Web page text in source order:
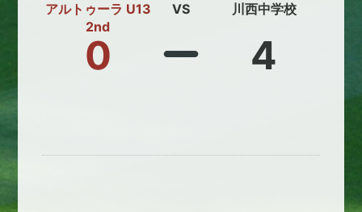
アルトゥーラ U13
2nd
0
VS 川西中学校
4